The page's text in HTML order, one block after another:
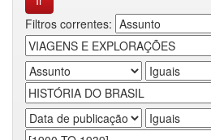
Filtros correntes: